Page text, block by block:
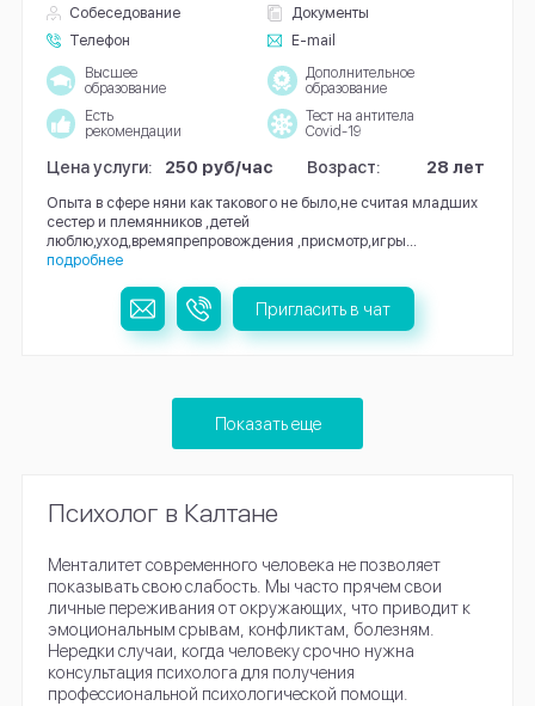
Собеседование
Документы
Телефон
E-mail
Высшее
образование
Дополнительное
образование
Есть
рекомендации
Тест на антитела
Covid-19
Цена услуги: 250 руб/час Возраст: 28 лет
Опыта в сфере няни как такового не было,не считая младших
сестер и племянников ,детей
люблю,уход,времяпрепровождения ,присмотр,игры...
подробнее
Пригласить в чат
Показать еще
Психолог в Калтане
Менталитет современного человека не позволяет
показывать свою слабость. Мы часто прячем свои
личные переживания от окружающих, что приводит к
эмоциональным срывам, конфликтам, болезням.
Нередки случаи, когда человеку срочно нужна
консультация психолога для получения
профессиональной психологической помощи.